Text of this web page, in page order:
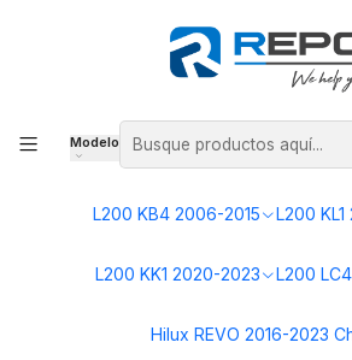
Modelo
L200 KB4 2006-2015 L200 KL1
L200 KK1 2020-2023 L200
Hilux REVO 2016-2023